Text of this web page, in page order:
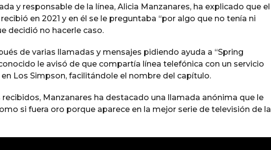
y responsable de la línea, Alicia Manzanares, ha explicado que el
en 2021 y en él se le preguntaba “por algo que no tenía ni
decidió no hacerle caso.
de varias llamadas y mensajes pidiendo ayuda a “Spring
le avisó de que compartía línea telefónica con un servicio
Los Simpson, facilitándole el nombre del capítulo.
Manzanares ha destacado una llamada anónima que le
si fuera oro porque aparece en la mejor serie de televisión de la